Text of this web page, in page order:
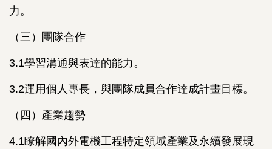
力。
（三）團隊合作
3.1學習溝通與表達的能力。
3.2運用個人專長，與團隊成員合作達成計畫目標。
（四）產業趨勢
4.1瞭解國內外電機工程特定領域產業及永續發展現